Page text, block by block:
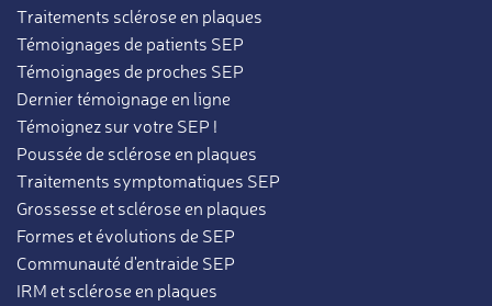
Traitements sclérose en plaques
Témoignages de patients SEP
Témoignages de proches SEP
Dernier témoignage en ligne
Témoignez sur votre SEP !
Poussée de sclérose en plaques
Traitements symptomatiques SEP
Grossesse et sclérose en plaques
Formes et évolutions de SEP
Communauté d'entraide SEP
IRM et sclérose en plaques